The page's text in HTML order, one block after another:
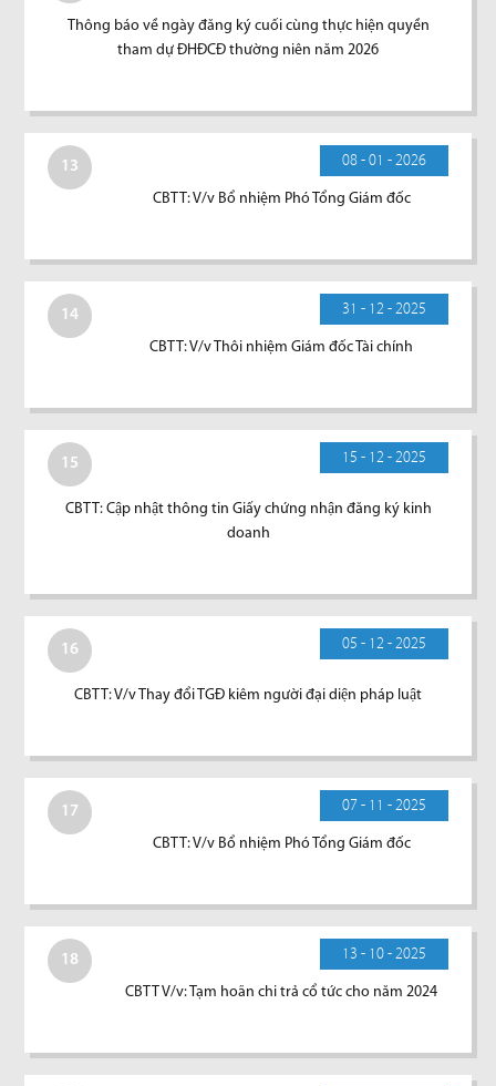
Thông báo về ngày đăng ký cuối cùng thực hiện quyền
tham dự ĐHĐCĐ thường niên năm 2026
13 08 - 01 - 2026
CBTT: V/v Bổ nhiệm Phó Tổng Giám đốc
14 31 - 12 - 2025
CBTT: V/v Thôi nhiệm Giám đốc Tài chính
15 15 - 12 - 2025
CBTT: Cập nhật thông tin Giấy chứng nhận đăng ký kinh
doanh
16 05 - 12 - 2025
CBTT: V/v Thay đổi TGĐ kiêm người đại diện pháp luật
17 07 - 11 - 2025
CBTT: V/v Bổ nhiệm Phó Tổng Giám đốc
18 13 - 10 - 2025
CBTT V/v: Tạm hoãn chi trả cổ tức cho năm 2024